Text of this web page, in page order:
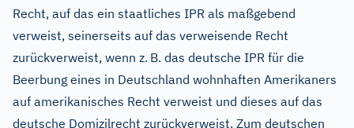
Recht, auf das ein staatliches IPR als maßgebend
verweist, seinerseits auf das verweisende Recht
zurückverweist, wenn z. B. das deutsche IPR für die
Beerbung eines in Deutschland wohnhaften Amerikaners
auf amerikanisches Recht verweist und dieses auf das
deutsche Domizilrecht zurückverweist. Zum deutschen